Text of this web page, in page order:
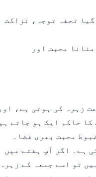
تحفہ توجہ، نزاکت
محبت اور
زہرہ کی ہوتی ہے، اور
حاکم ایک ہو جاتے
محبت بھری فضا۔
ہے۔ اگر آپ ہفتے میں
تو اسے جمعہ کے زہرہ